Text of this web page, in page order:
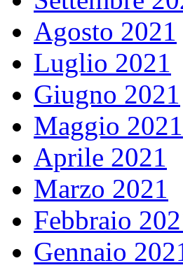
Agosto 2021
Luglio 2021
Giugno 2021
Maggio 2021
Aprile 2021
Marzo 2021
Febbraio
Gennaio